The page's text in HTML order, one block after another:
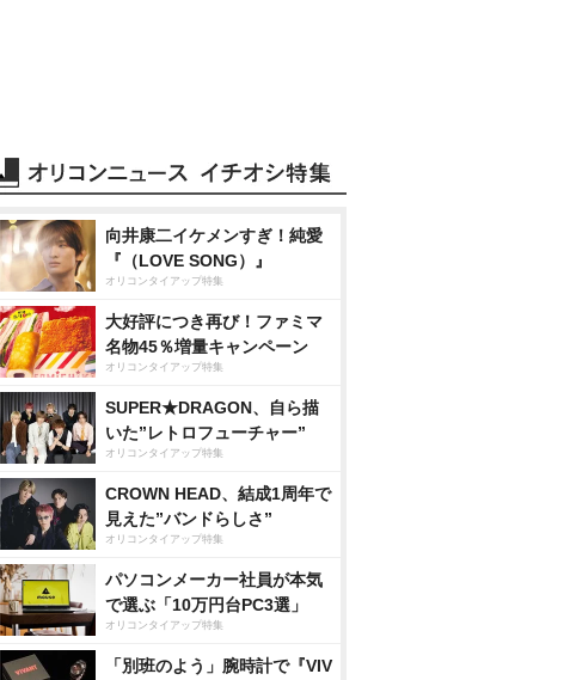
向井康二イケメンすぎ！純愛
『（LOVE SONG）』
オリコンタイアップ特集
大好評につき再び！ファミマ
名物45％増量キャンペーン
オリコンタイアップ特集
SUPER★DRAGON、自ら描
いた”レトロフューチャー”
オリコンタイアップ特集
CROWN HEAD、結成1周年で
見えた”バンドらしさ”
オリコンタイアップ特集
パソコンメーカー社員が本気
で選ぶ「10万円台PC3選」
オリコンタイアップ特集
「別班のよう」腕時計で『VIV